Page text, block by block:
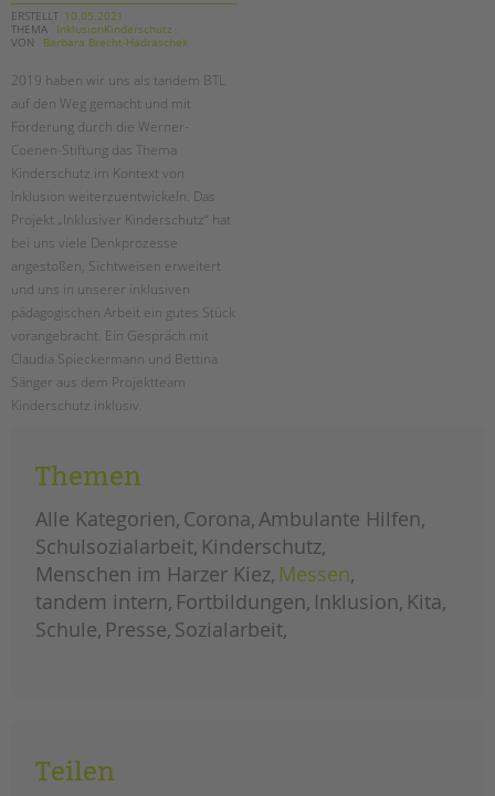
Schulbezogene Sozialarbeit
Tagesgruppen
HILFEN ZUR ERZIEHUNG
EINGLIEDERUNGSHILFE
BETREUTES WOHNEN
TANDEM BTL AKADEMIE
Zertfikatskurse
Seminarkalender
Seminarräume
STADTTEILARBEIT
Kinder- und Jugendschutz
Unsere Videos
Gesellschafter VdK
schoolcoach BTL
tandem international
KARRIERE
unkuerzbar
Suchen
ERSTELLT 10.05.2021
THEMA
InklusionKinderschutz
VON
Barbara Brecht-Hadraschek
2019 haben wir uns als tandem BTL
auf den Weg gemacht und mit
Förderung durch die Werner-
Coenen-Stiftung das Thema
Kinderschutz im Kontext von
Inklusion weiterzuentwickeln. Das
Projekt „Inklusiver Kinderschutz“ hat
bei uns viele Denkprozesse
angestoßen, Sichtweisen erweitert
und uns in unserer inklusiven
pädagogischen Arbeit ein gutes Stück
vorangebracht. Ein Gespräch mit
Claudia Spieckermann und Bettina
Sänger aus dem Projektteam
Kinderschutz inklusiv.
„kinderschutz
inklusiv“
Themen
Alle Kategorien Corona Ambulante Hilfen
Schulsozialarbeit Kinderschutz
Menschen im Harzer Kiez Messen
tandem intern Fortbildungen Inklusion Kita
Schule Presse Sozialarbeit
Teilen